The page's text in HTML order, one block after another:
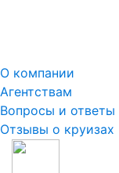
О компании
Агентствам
Вопросы и ответы
Отзывы о круизах